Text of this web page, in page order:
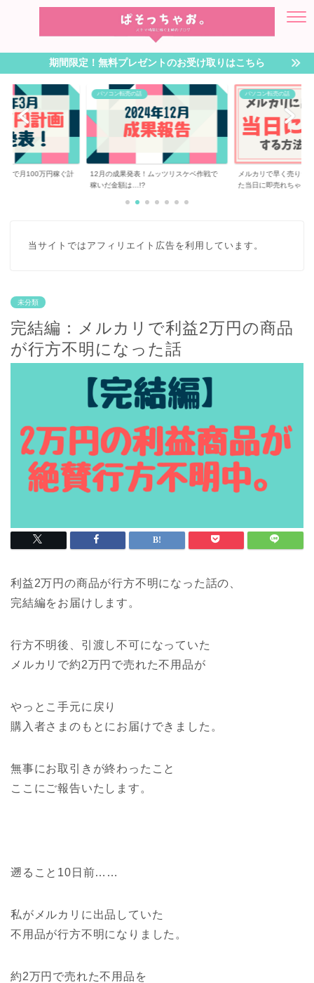
期間限定！無料プレゼントのお受け取りはこちら
売で月100万円稼ぐ計
パソコン転売の話
12月の成果発表！ムッツリスケベ作戦で
稼いだ金額は…!?
パソコン転売の話
メルカリで早く売りた
た当日に即売れちゃ...
当サイトではアフィリエイト広告を利用しています。
未分類
完結編：メルカリで利益2万円の商品
が行方不明になった話
利益2万円の商品が行方不明になった話の、
完結編をお届けします。
行方不明後、引渡し不可になっていた
メルカリで約2万円で売れた不用品が
やっとこ手元に戻り
購入者さまのもとにお届けできました。
無事にお取引きが終わったこと
ここにご報告いたします。
遡ること10日前……
私がメルカリに出品していた
不用品が行方不明になりました。
約2万円で売れた不用品を